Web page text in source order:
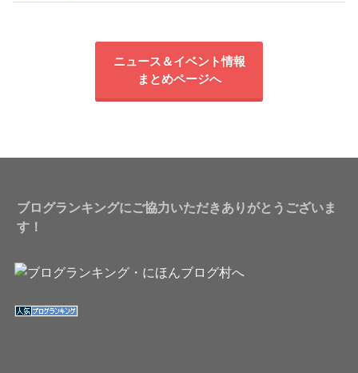
ニュース＆イベント情報
まとめページへ
ブログランキングにご協力いただきありがとうございま
す！